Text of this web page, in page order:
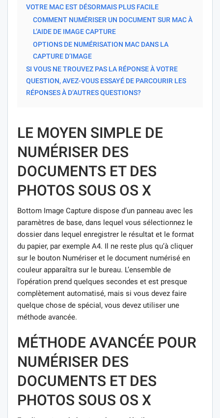
VOTRE MAC EST DÉSORMAIS PLUS FACILE
COMMENT NUMÉRISER UN DOCUMENT SUR MAC À
L’AIDE DE IMAGE CAPTURE
OPTIONS DE NUMÉRISATION MAC DANS LA
CAPTURE D’IMAGE
SI VOUS NE TROUVEZ PAS LA RÉPONSE À VOTRE
QUESTION, AVEZ-VOUS ESSAYÉ DE PARCOURIR LES
RÉPONSES À D’AUTRES QUESTIONS?
LE MOYEN SIMPLE DE
NUMÉRISER DES
DOCUMENTS ET DES
PHOTOS SOUS OS X
Bottom Image Capture dispose d’un panneau avec les
paramètres de base, dans lequel vous sélectionnez le
dossier dans lequel enregistrer le résultat et le format
du papier, par exemple A4. Il ne reste plus qu’à cliquer
sur le bouton Numériser et le document numérisé en
couleur apparaîtra sur le bureau. L’ensemble de
l’opération prend quelques secondes et est presque
complètement automatisé, mais si vous devez faire
quelque chose de spécial, vous devez utiliser une
méthode avancée.
MÉTHODE AVANCÉE POUR
NUMÉRISER DES
DOCUMENTS ET DES
PHOTOS SOUS OS X